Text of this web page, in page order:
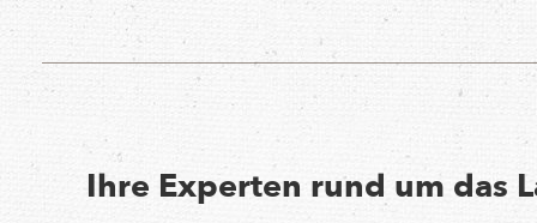
Ihre Experten rund um das